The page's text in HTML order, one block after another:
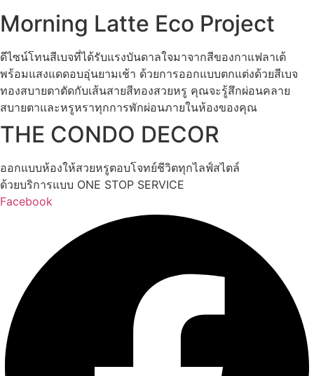
Morning Latte Eco Project
ดีไซน์โทนสีเบจที่ได้รับแรงบันดาลใจมาจากสีของกาแฟลาเต้
พร้อมแสงแดดอบอุ่นยามเช้า ด้วยการออกแบบตกแต่งด้วยสีเบจ
ทองสบายตาตัดกับเส้นสายสีทองสวยหรู คุณจะรู้สึกผ่อนคลาย
สบายตาและหรูหราทุกการพักผ่อนภายในห้องของคุณ
THE CONDO DECOR
ออกแบบห้องให้สวยหรูตอบโจทย์ชีวิตทุกไลฟ์สไตล์
ด้วยบริการแบบ ONE STOP SERVICE
Facebook